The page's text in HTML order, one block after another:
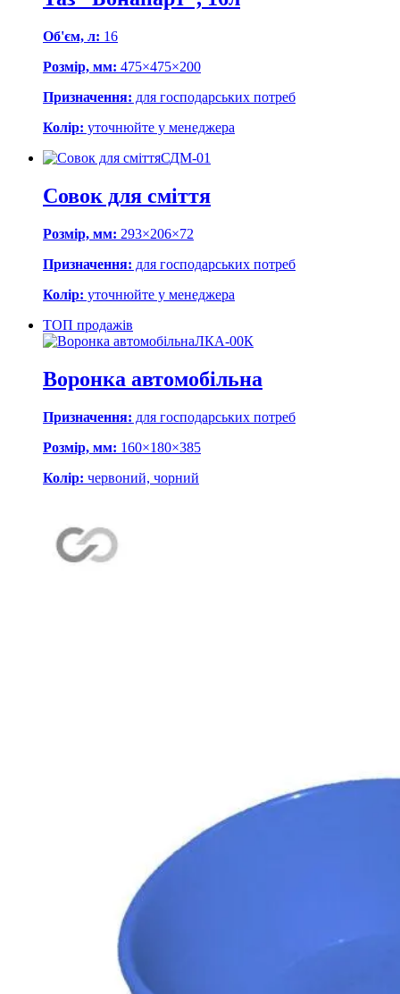
Об'єм, л: 16
Розмір, мм: 475×475×200
Призначення: для господарських потреб
Колір: уточнюйте у менеджера
СДМ-01
Совок для сміття
Розмір, мм: 293×206×72
Призначення: для господарських потреб
Колір: уточнюйте у менеджера
ТОП продажів
ЛКА-00К
Воронка автомобільна
Призначення: для господарських потреб
Розмір, мм: 160×180×385
Колір: червоний, чорний